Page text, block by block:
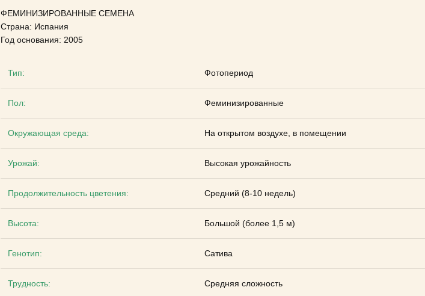
ФЕМИНИЗИРОВАННЫЕ СЕМЕНА
Страна: Испания
Год основания: 2005
Тип: Фотопериод
Пол: Феминизированные
Окружающая среда: На открытом воздухе, в помещении
Урожай: Высокая урожайность
Продолжительность цветения: Средний (8-10 недель)
Высота: Большой (более 1,5 м)
Генотип: Сатива
Трудность: Средняя сложность